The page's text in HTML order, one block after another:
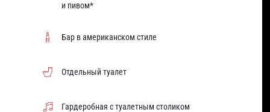
и пивом*
Бар в американском стиле
Отдельный туалет
Гардеробная с туалетным столиком